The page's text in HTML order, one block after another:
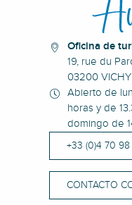
Oficina de
19, rue du
03200 VICHY
Abierto de
horas y de
domingo de
+33 (0)4 70 98
CONTACTO